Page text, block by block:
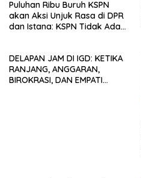
Puluhan Ribu Buruh KSPN
akan Aksi Unjuk Rasa di DPR
dan Istana: KSPN Tidak Ada
Siapapun
DELAPAN JAM DI IGD: KETIKA
RANJANG, ANGGARAN,
BIROKRASI, DAN EMPATI